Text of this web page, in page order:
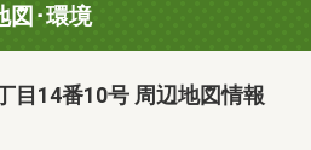
図･環境
目14番10号 周辺地図情報